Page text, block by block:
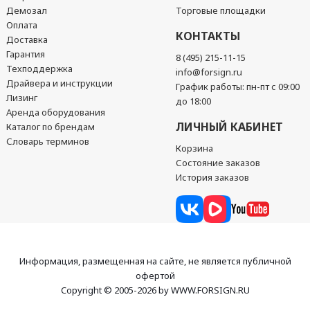
Демозал
Оплата
Доставка
Гарантия
Техподдержка
Драйвера и инструкции
Лизинг
Аренда оборудования
Каталог по брендам
Словарь терминов
Торговые площадки
КОНТАКТЫ
8 (495) 215-11-15
info@forsign.ru
График работы: пн-пт с 09:00
до 18:00
ЛИЧНЫЙ КАБИНЕТ
Корзина
Состояние заказов
История заказов
Информация, размещенная на сайте, не является публичной
офертой
Copyright © 2005-2026 by WWW.FORSIGN.RU